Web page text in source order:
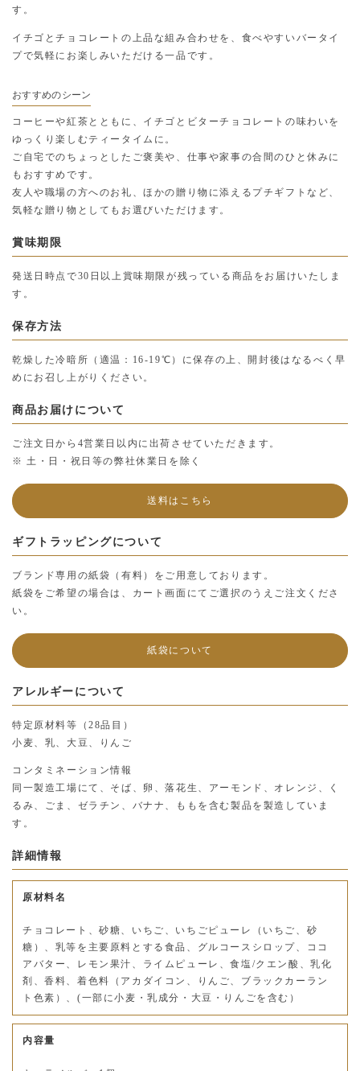
す。
イチゴとチョコレートの上品な組み合わせを、食べやすいバータイ
プで気軽にお楽しみいただける一品です。
おすすめのシーン
コーヒーや紅茶とともに、イチゴとビターチョコレートの味わいを
ゆっくり楽しむティータイムに。
ご自宅でのちょっとしたご褒美や、仕事や家事の合間のひと休みに
もおすすめです。
友人や職場の方へのお礼、ほかの贈り物に添えるプチギフトなど、
気軽な贈り物としてもお選びいただけます。
賞味期限
発送日時点で30日以上賞味期限が残っている商品をお届けいたしま
す。
保存方法
乾燥した冷暗所（適温：16-19℃）に保存の上、開封後はなるべく早
めにお召し上がりください。
商品お届けについて
ご注文日から4営業日以内に出荷させていただきます。
※ 土・日・祝日等の弊社休業日を除く
送料はこちら
ギフトラッピングについて
ブランド専用の紙袋（有料）をご用意しております。
紙袋をご希望の場合は、カート画面にてご選択のうえご注文くださ
い。
紙袋について
アレルギーについて
特定原材料等（28品目）
小麦、乳、大豆、りんご
コンタミネーション情報
同一製造工場にて、そば、卵、落花生、アーモンド、オレンジ、く
るみ、ごま、ゼラチン、バナナ、ももを含む製品を製造していま
す。
詳細情報
原材料名
チョコレート、砂糖、いちご、いちごピューレ（いちご、砂
糖）、乳等を主要原料とする食品、グルコースシロップ、ココ
アバター、レモン果汁、ライムピューレ、食塩/クエン酸、乳化
剤、香料、着色料（アカダイコン、りんご、ブラックカーラン
ト色素）、(一部に小麦・乳成分・大豆・りんごを含む）
内容量